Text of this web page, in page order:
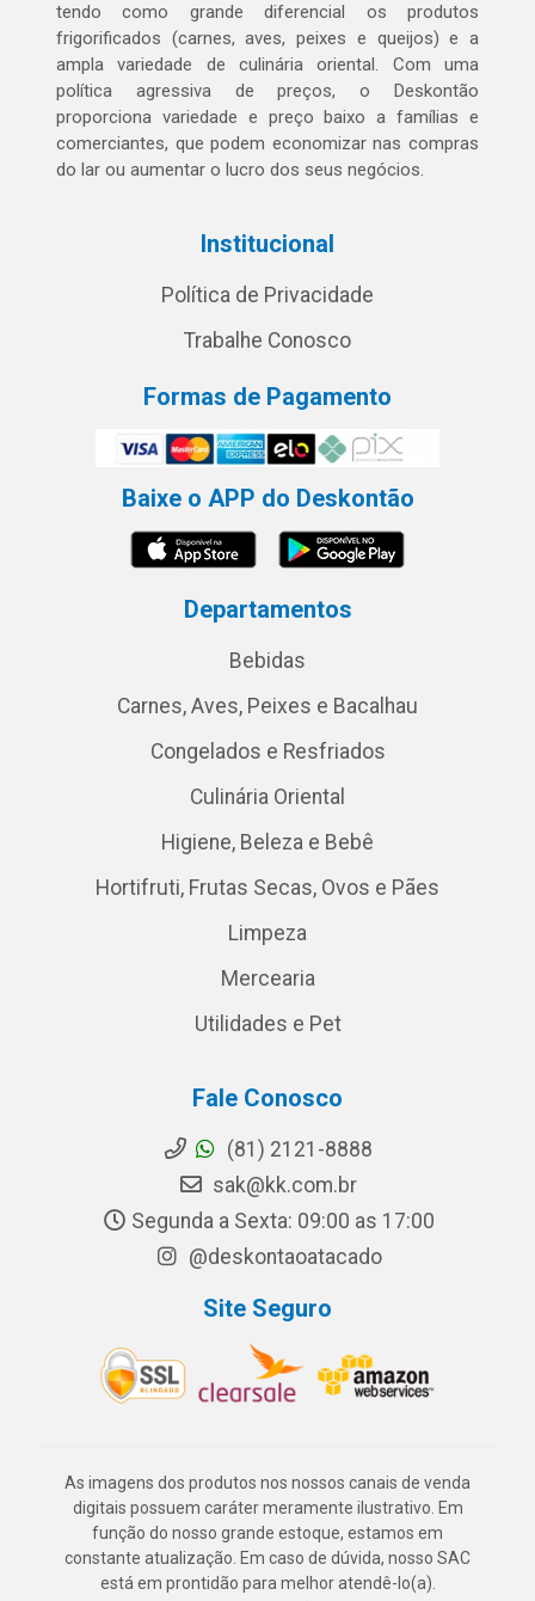
tendo como grande diferencial os produtos
frigorificados (carnes, aves, peixes e queijos) e a
ampla variedade de culinária oriental. Com uma
política agressiva de preços, o Deskontão
proporciona variedade e preço baixo a famílias e
comerciantes, que podem economizar nas compras
do lar ou aumentar o lucro dos seus negócios.
Institucional
Política de Privacidade
Trabalhe Conosco
Formas de Pagamento
Baixe o APP do Deskontão
Departamentos
Bebidas
Carnes, Aves, Peixes e Bacalhau
Congelados e Resfriados
Culinária Oriental
Higiene, Beleza e Bebê
Hortifruti, Frutas Secas, Ovos e Pães
Limpeza
Mercearia
Utilidades e Pet
Fale Conosco
(81) 2121-8888
sak@kk.com.br
Segunda a Sexta: 09:00 as 17:00
@deskontaoatacado
Site Seguro
As imagens dos produtos nos nossos canais de venda
digitais possuem caráter meramente ilustrativo. Em
função do nosso grande estoque, estamos em
constante atualização. Em caso de dúvida, nosso SAC
está em prontidão para melhor atendê-lo(a).